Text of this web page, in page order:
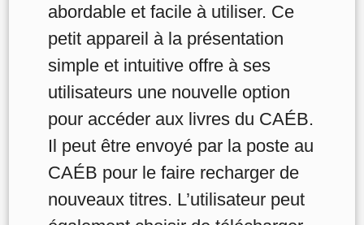
abordable et facile à utiliser. Ce
petit appareil à la présentation
simple et intuitive offre à ses
utilisateurs une nouvelle option
pour accéder aux livres du CAÉB.
Il peut être envoyé par la poste au
CAÉB pour le faire recharger de
nouveaux titres. L’utilisateur peut